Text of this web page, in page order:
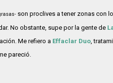
son proclives a tener zonas con
No obstante, supe por la gente de
Me refiero a Effaclar Duo ,
pareció.